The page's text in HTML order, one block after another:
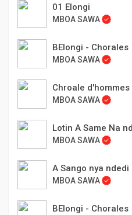
01 Elongi
MBOA SAWA
BElongi - Chorales
MBOA SAWA
Chroale
MBOA SAWA
Lotin A Same Na
MBOA SAWA
A Sango nya ndedi
MBOA SAWA
BElongi - Chorales